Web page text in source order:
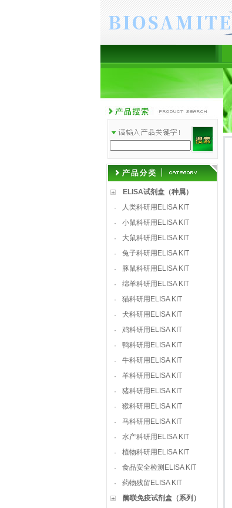
ELISA试剂盒（种属）
·
人类科研用ELISA KIT
·
小鼠科研用ELISA KIT
·
大鼠科研用ELISA KIT
·
兔子科研用ELISA KIT
·
豚鼠科研用ELISA KIT
·
绵羊科研用ELISA KIT
·
猫科研用ELISA KIT
·
犬科研用ELISA KIT
·
鸡科研用ELISA KIT
·
鸭科研用ELISA KIT
·
牛科研用ELISA KIT
·
羊科研用ELISA KIT
·
猪科研用ELISA KIT
·
猴科研用ELISA KIT
·
马科研用ELISA KIT
·
水产科研用ELISA KIT
·
植物科研用ELISA KIT
·
食品安全检测ELISA KIT
·
药物残留ELISA KIT
酶联免疫试剂盒（系列）